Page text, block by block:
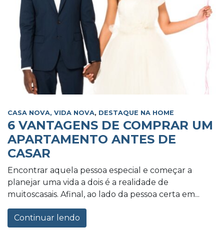
CASA NOVA, VIDA NOVA, DESTAQUE NA HOME
6 VANTAGENS DE COMPRAR UM
APARTAMENTO ANTES DE
CASAR
Encontrar aquela pessoa especial e começar a
planejar uma vida a dois é a realidade de
muitoscasais. Afinal, ao lado da pessoa certa em...
Continuar lendo